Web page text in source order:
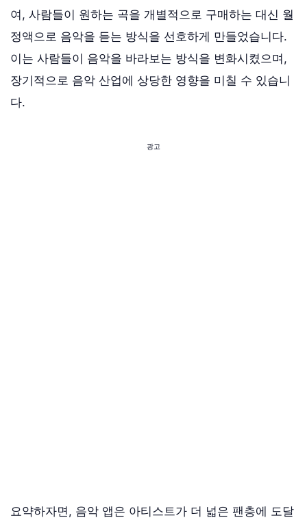
여, 사람들이 원하는 곡을 개별적으로 구매하는 대신 월
정액으로 음악을 듣는 방식을 선호하게 만들었습니다.
이는 사람들이 음악을 바라보는 방식을 변화시켰으며,
장기적으로 음악 산업에 상당한 영향을 미칠 수 있습니
다.
광고
요약하자면, 음악 앱은 아티스트가 더 넓은 팬층에 도달